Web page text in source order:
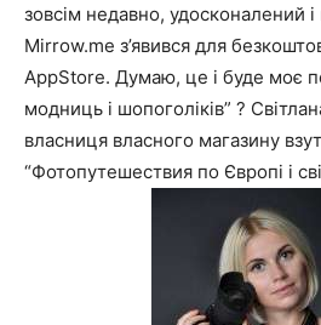
зовсім недавно, удосконалений
Mirrow.me з’явився для
AppStore. Думаю, це і буде моє
модниць і шопоголіків” ?
власниця власного магазину
“Фотопутешествия по Європі і